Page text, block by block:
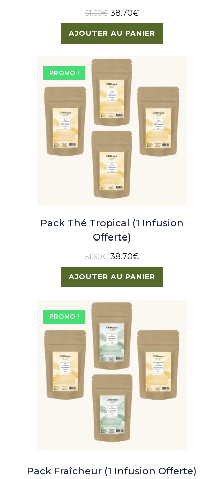
51.60€ 38.70€
AJOUTER AU PANIER
PROMO !
Pack Thé Tropical (1 Infusion
Offerte)
51.60€ 38.70€
AJOUTER AU PANIER
PROMO !
Pack Fraîcheur (1 Infusion Offerte)